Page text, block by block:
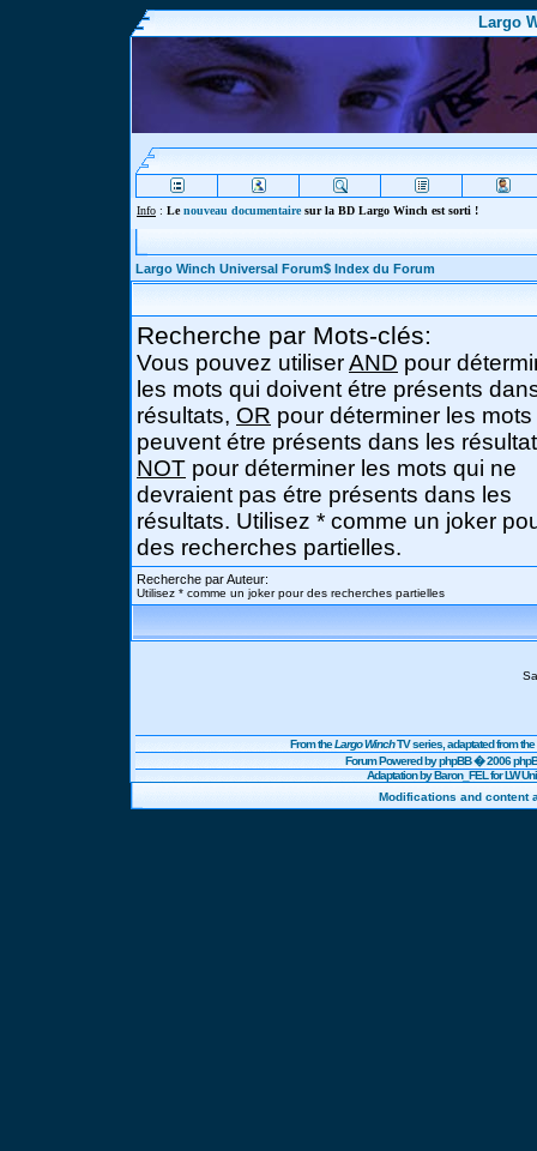
Largo
Info : Lenouveau documentairesur la BD Largo Winch est sorti !
Largo Winch Universal Forum$ Index du Forum
Recherche par Mots-clés:
Vous pouvez utiliserAND pour
les mots qui doivent étre présents
résultats, OR pour déterminer les
peuvent étre présents dans les
NOT pour déterminer les mots qui ne
devraient pas étre présents dans les
résultats. Utilisez * comme un joker
des recherches partielles.
Recherche par Auteur:
Utilisez * comme un joker pour des recherches partielles
From theLargo WinchTV series, adaptated from
Forum Powered byphpBB� 2006
Adaptation by Baron_FEL for LW
Modifications and content